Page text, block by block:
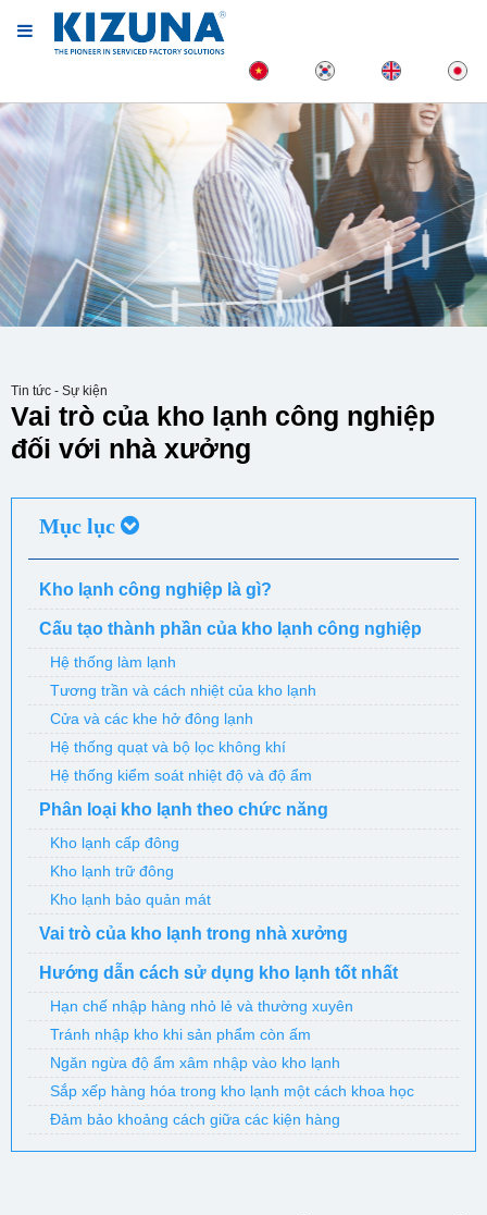
Tin tức - Sự kiện
Vai trò của kho lạnh công nghiệp
đối với nhà xưởng
Mục lục
Kho lạnh công nghiệp là gì?
Cấu tạo thành phần của kho lạnh công nghiệp
Hệ thống làm lạnh
Tương trần và cách nhiệt của kho lạnh
Cửa và các khe hở đông lạnh
Hệ thống quạt và bộ lọc không khí
Hệ thống kiểm soát nhiệt độ và độ ẩm
Phân loại kho lạnh theo chức năng
Kho lạnh cấp đông
Kho lạnh trữ đông
Kho lạnh bảo quản mát
Vai trò của kho lạnh trong nhà xưởng
Hướng dẫn cách sử dụng kho lạnh tốt nhất
Hạn chế nhập hàng nhỏ lẻ và thường xuyên
Tránh nhập kho khi sản phẩm còn ấm
Ngăn ngừa độ ẩm xâm nhập vào kho lạnh
Sắp xếp hàng hóa trong kho lạnh một cách khoa học
Đảm bảo khoảng cách giữa các kiện hàng